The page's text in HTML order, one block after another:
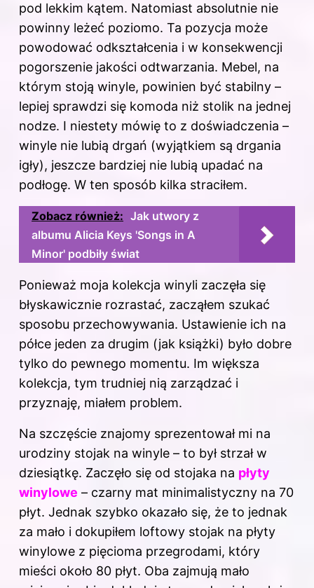
pod lekkim kątem. Natomiast absolutnie nie
powinny leżeć poziomo. Ta pozycja może
powodować odkształcenia i w konsekwencji
pogorszenie jakości odtwarzania. Mebel, na
którym stoją winyle, powinien być stabilny –
lepiej sprawdzi się komoda niż stolik na jednej
nodze. I niestety mówię to z doświadczenia –
winyle nie lubią drgań (wyjątkiem są drgania
igły), jeszcze bardziej nie lubią upadać na
podłogę. W ten sposób kilka straciłem.
Zobacz również: Jak utwory z
albumu Alicia Keys 'Songs in A
Minor' podbiły świat
Ponieważ moja kolekcja winyli zaczęła się
błyskawicznie rozrastać, zacząłem szukać
sposobu przechowywania. Ustawienie ich na
półce jeden za drugim (jak książki) było dobre
tylko do pewnego momentu. Im większa
kolekcja, tym trudniej nią zarządzać i
przyznaję, miałem problem.
Na szczęście znajomy sprezentował mi na
urodziny stojak na winyle – to był strzał w
dziesiątkę. Zaczęło się od stojaka na płyty
winylowe – czarny mat minimalistyczny na 70
płyt. Jednak szybko okazało się, że to jednak
za mało i dokupiłem loftowy stojak na płyty
winylowe z pięcioma przegrodami, który
mieści około 80 płyt. Oba zajmują mało